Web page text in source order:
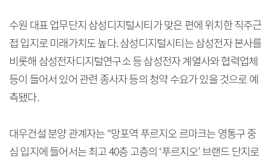
수원 대표 업무단지 삼성디지털시티가 맞은 편에 위치한 직주근
접 입지로 미래가치도 높다. 삼성디지털시티는 삼성전자 본사를
비롯해 삼성전자디지털연구소 등 삼성전자 계열사와 협력업체
등이 들어서 있어 관련 종사자 등의 청약 수요가 있을 것으로 예
측됐다.
대우건설 분양 관계자는 “망포역 푸르지오 르마크는 영통구 중
심 입지에 들어서는 최고 40층 고층의 ‘푸르지오’ 브랜드 단지로